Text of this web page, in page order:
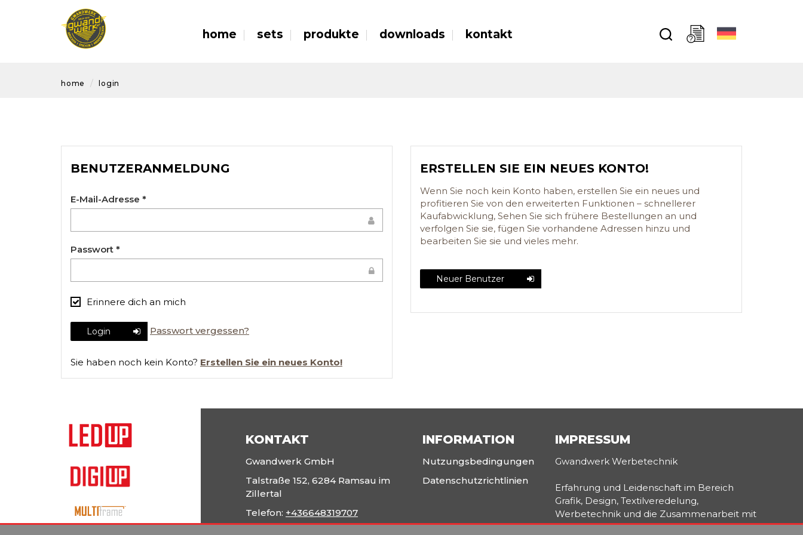
home sets produkte downloads kontakt ?
home login
BENUTZERANMELDUNG
E-Mail-Adresse *
Passwort *
Erinnere dich an mich
Login Passwort vergessen?
Sie haben noch kein Konto? Erstellen Sie ein neues Konto!
ERSTELLEN SIE EIN NEUES KONTO!
Wenn Sie noch kein Konto haben, erstellen Sie ein neues und
profitieren Sie von den erweiterten Funktionen – schnellerer
Kaufabwicklung, Sehen Sie sich frühere Bestellungen an und
verfolgen Sie sie, fügen Sie vorhandene Adressen hinzu und
bearbeiten Sie sie und vieles mehr.
Neuer Benutzer
KONTAKT
Gwandwerk GmbH
Talstraße 152, 6284 Ramsau im
Zillertal
Telefon: +436648319707
INFORMATION
Nutzungsbedingungen
Datenschutzrichtlinien
IMPRESSUM
Gwandwerk Werbetechnik
Erfahrung und Leidenschaft im Bereich
Grafik, Design, Textilveredelung,
Werbetechnik und die Zusammenarbeit mit
starken Partnern